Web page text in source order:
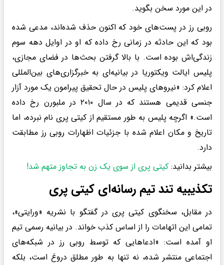
در این مورد سخن بگوید.
روبی رز در پست‌های خود که اکنون حذف شده‌اند، مدعی شده
بود که این حادثه در زمانی رخ داده که او در اوایل دهه سوم
زندگی‌اش بوده است. با بالا گرفتن بحث‌ها در فضای مجازی،
پلیس ایالت ویکتوریا در بیانیه‌ای به خبرگزاری‌های بین‌المللی
اعلام کرد: «نیروهای پلیس در حال تحقیق پیرامون یک مورد آزار
جنسی قدیمی هستند که در سال ۲۰۱۰ در ملبورن رخ داده
است.» اگرچه پلیس به طور مستقیم از کیتی پری نام نبرده، اما
تاریخ و مکان اعلام شده با جزئیات اظهارات روبی رز مطابقت
دارد.
بیشتر بدانید: کیتی پری از سوی یک زن به تجاوز متهم شد!
تکذیبیه تند تیم رسانه‌ای کیتی پری
در مقابل، سخنگوی کیتی پری در گفتگو با نشریه «ورایتی»،
تمامی این اتهامات را از اساس کذب خواند. در بیانیه رسمی تیم
او آمده است: «ادعاهایی که توسط روبی رز در شبکه‌های
اجتماعی منتشر شده، نه تنها به طور مطلق دروغ است، بلکه